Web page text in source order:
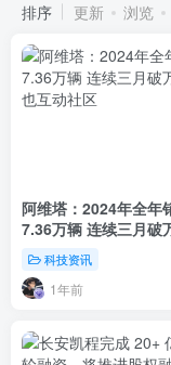
排序 更新 浏览
阿维塔：2024年全年
7.36万辆 连续三月破
科技资讯
1年前